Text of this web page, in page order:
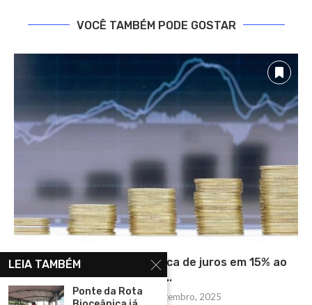
VOCÊ TAMBÉM PODE GOSTAR
Copom mantém taxa básica de juros em 15% ao
ano,...
quinta-feira, 18 setembro, 2025
LEIA TAMBÉM
Ponte da Rota